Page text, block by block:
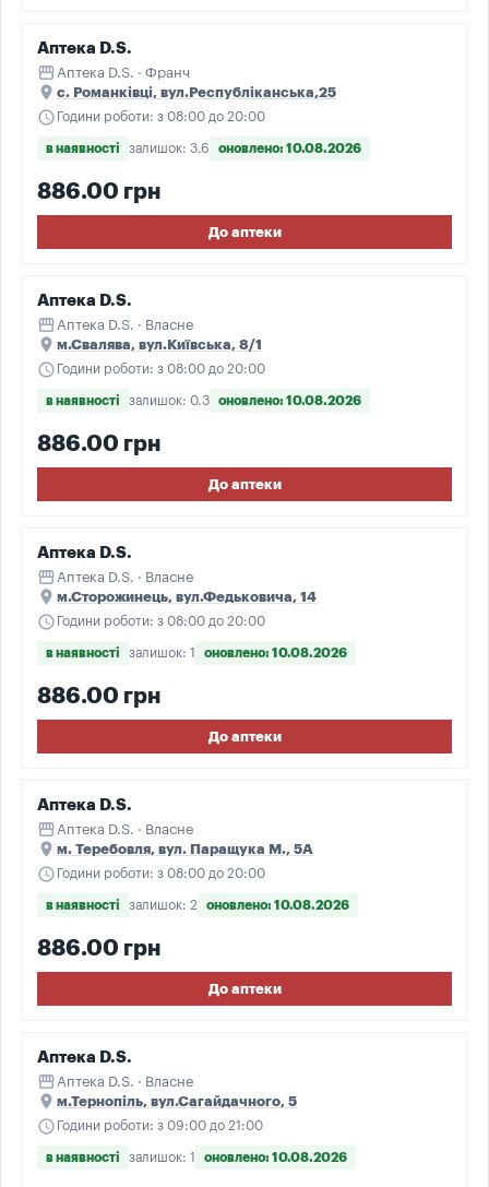
Аптека D.S.
storefront Аптека D.S. · Франч
place с. Романківці, вул.Республіканська,25
schedule Години роботи: з 08:00 до 20:00
в наявності залишок: 3.6 оновлено: 10.08.2026
886.00 грн
До аптеки
Аптека D.S.
storefront Аптека D.S. · Власне
place м.Свалява, вул.Київська, 8/1
schedule Години роботи: з 08:00 до 20:00
в наявності залишок: 0.3 оновлено: 10.08.2026
886.00 грн
До аптеки
Аптека D.S.
storefront Аптека D.S. · Власне
place м.Сторожинець, вул.Федьковича, 14
schedule Години роботи: з 08:00 до 20:00
в наявності залишок: 1 оновлено: 10.08.2026
886.00 грн
До аптеки
Аптека D.S.
storefront Аптека D.S. · Власне
place м. Теребовля, вул. Паращука М., 5А
schedule Години роботи: з 08:00 до 20:00
в наявності залишок: 2 оновлено: 10.08.2026
886.00 грн
До аптеки
Аптека D.S.
storefront Аптека D.S. · Власне
place м.Тернопіль, вул.Сагайдачного, 5
schedule Години роботи: з 09:00 до 21:00
в наявності залишок: 1 оновлено: 10.08.2026